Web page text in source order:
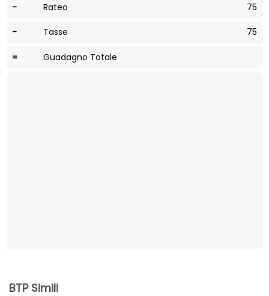
- Rateo 75
- Tasse 75
= Guadagno Totale
BTP Simili